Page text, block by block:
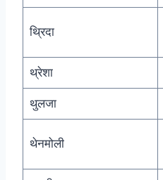
थ्रिदा
थ्रेशा
थुलजा
थेनमोली